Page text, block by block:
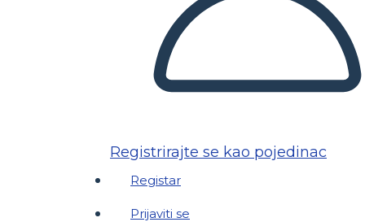
Registrirajte se kao pojedinac
Registar
Prijaviti se